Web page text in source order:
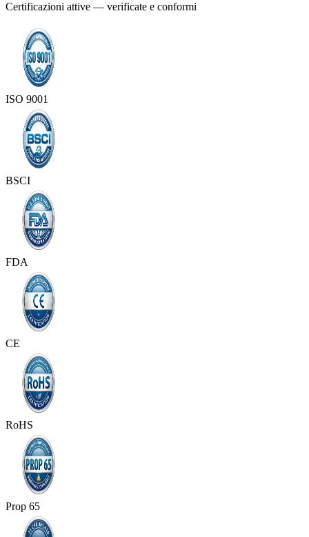
Certificazioni attive — verificate e conformi
ISO 9001
BSCI
FDA
CE
RoHS
Prop 65